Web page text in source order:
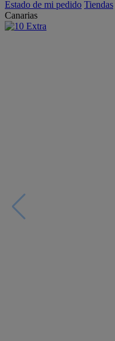
Estado de mi pedido Tiendas
Canarias